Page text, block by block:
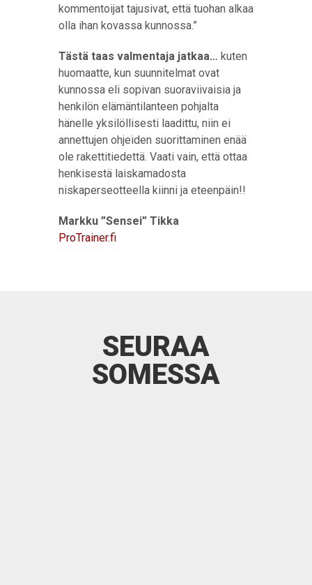
kommentoijat tajusivat, että tuohan alkaa
olla ihan kovassa kunnossa.”
Tästä taas valmentaja jatkaa… kuten
huomaatte, kun suunnitelmat ovat
kunnossa eli sopivan suoraviivaisia ja
henkilön elämäntilanteen pohjalta
hänelle yksilöllisesti laadittu, niin ei
annettujen ohjeiden suorittaminen enää
ole rakettitiedettä. Vaati vain, että ottaa
henkisestä laiskamadosta
niskaperseotteella kiinni ja eteenpäin!!
Markku ”Sensei” Tikka
ProTrainer.fi
SEURAA
SOMESSA